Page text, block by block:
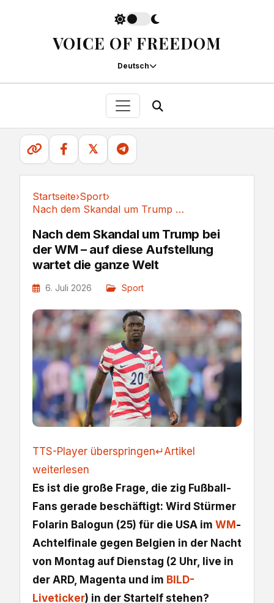
VOICE OF FREEDOM
Deutsch
𝕏
Startseite›Sport›
Nach dem Skandal um Trump bei der WM – auf...
Nach dem Skandal um Trump bei
der WM – auf diese Aufstellung
wartet die ganze Welt
6. Juli 2026 Sport
TTS-Player überspringen↵Artikel
weiterlesen
Es ist die große Frage, die zig Fußball-
Fans gerade beschäftigt: Wird Stürmer
Folarin Balogun (25) für die USA im WM -
Achtelfinale gegen Belgien in der Nacht
von Montag auf Dienstag (2 Uhr, live in
der ARD, Magenta und im BILD-
Liveticker) in der Startelf stehen?